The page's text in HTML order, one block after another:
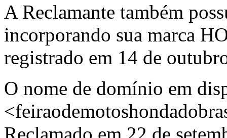
A Reclamante também
incorporando sua marca
registrado em 14 de
O nome de domínio em
Reclamado em 22 de